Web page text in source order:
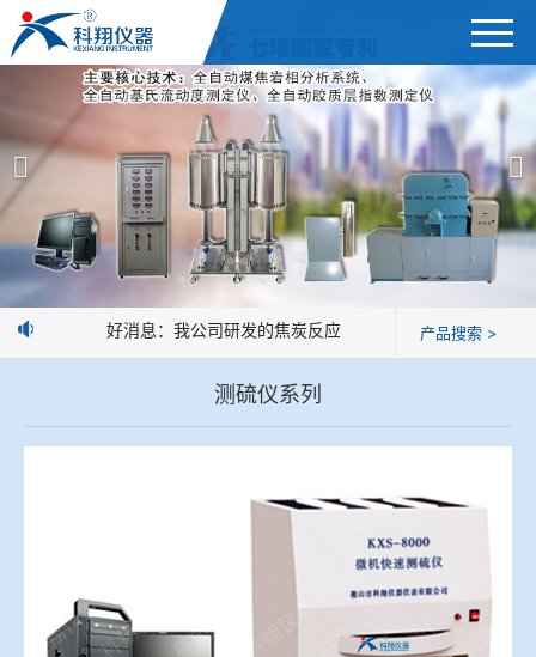
产品展示 ＞
焦炭高温性能检测系统
焦化行业检测及优化配煤设备
球团矿/烧结矿/块矿高温冶金性能检测系统
烧结/球团优化配矿研究设备
冶金石灰活性度测定仪
公司简介
新闻中心
企业业绩
联系bbin宝盈集团
好消息：我公司研发的焦炭反应性制样系统，全部制样
产品搜索 >
测硫仪系列